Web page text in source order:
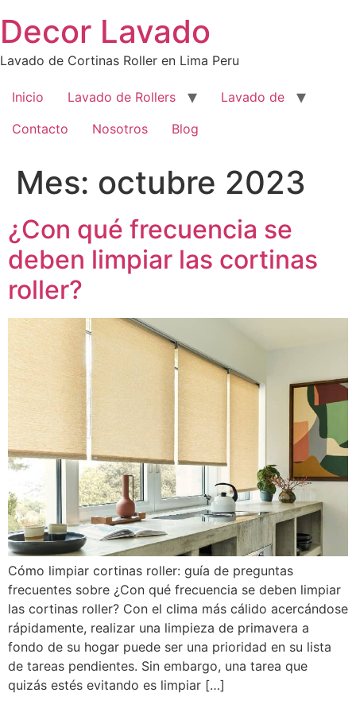
al
contenido
Decor Lavado
Lavado de Cortinas Roller en Lima Peru
Inicio Lavado de Rollers
Lavado de
Contacto
Nosotros Blog
Mes: octubre 2023
¿Con qué frecuencia se
deben limpiar las cortinas
roller?
Cómo limpiar cortinas roller: guía de preguntas
frecuentes sobre ¿Con qué frecuencia se deben limpiar
las cortinas roller? Con el clima más cálido acercándose
rápidamente, realizar una limpieza de primavera a
fondo de su hogar puede ser una prioridad en su lista
de tareas pendientes. Sin embargo, una tarea que
quizás estés evitando es limpiar […]